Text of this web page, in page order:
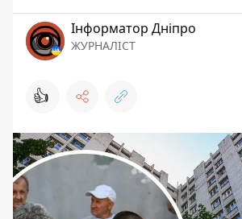
Інформатор Дніпро
ЖУРНАЛІСТ
👍